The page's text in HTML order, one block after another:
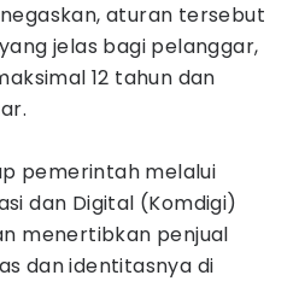
aturan tersebut
jelas bagi pelanggar,
12 tahun dan
pemerintah melalui
dan Digital (Komdigi)
menertibkan penjual
dan identitasnya di